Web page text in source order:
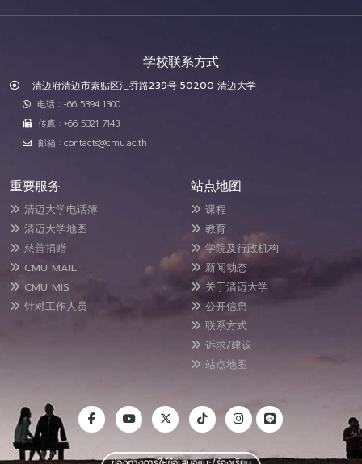
学校联系方式
清迈府清迈市素贴区汇乔路239号 50200 清迈大学
电话 : +66 5394 1300
传真 : +66 5321 7143
邮箱 : contacts@cmu.ac.th
重要服务
清迈大学电话簿
清迈大学地图
慈善捐赠
CMU MAIL
CMU MIS
针对工作人员
站点地图
课程
教育
学院及行政机构
新闻动态
关于清迈大学
公开信息
联系方式
诉求/建议
站点地图